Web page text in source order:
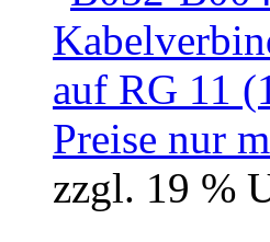
Preise nur
zzgl. 19 %